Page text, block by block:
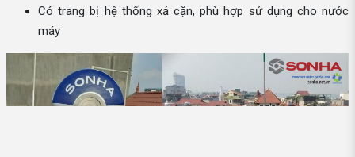
Có trang bị hệ thống xả cặn, phù hợp sử dụng cho nước
máy